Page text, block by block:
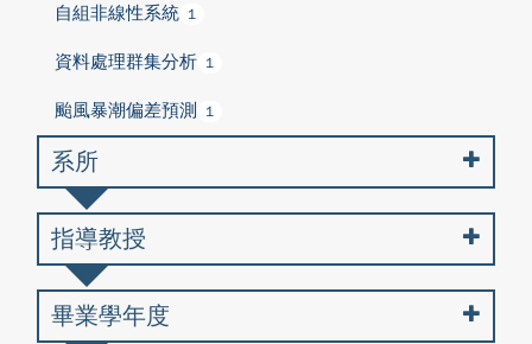
自組非線性系統 1
資料處理群集分析 1
颱風暴潮偏差預測 1
系所
指導教授
畢業學年度